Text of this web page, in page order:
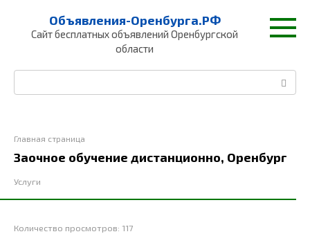
контенту
Объявления-Оренбурга.РФ
Сайт бесплатных объявлений Оренбургской
области
Главная страница
Заочное обучение дистанционно, Оренбург
Услуги
Количество просмотров: 117